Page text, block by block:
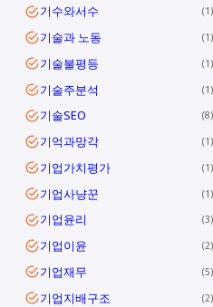
기수와서수 1
기술과 노동 1
기술불평등 1
기술주분석 1
기술SEO 8
기억과망각 1
기업가치평가 1
기업사냥꾼 1
기업윤리 3
기업이윤 2
기업재무 5
기업지배구조 2